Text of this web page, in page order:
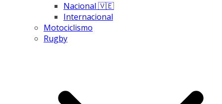
Nacional 🇻🇪
Internacional
Motociclismo
Rugby